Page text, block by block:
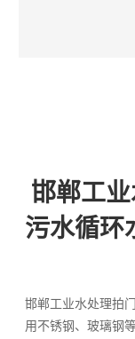
邯郸工
污水循环
邯郸工业水处理拍
用不锈钢、玻璃钢